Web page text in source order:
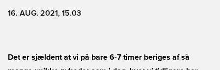
16. AUG. 2021, 15.03
Det er sjældent at vi på bare 6-7 timer beriges af så